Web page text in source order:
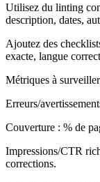
Utilisez du linting
description, dates,
Ajoutez des
exacte, langue
Métriques à surveiller
Erreurs/
Couverture : % de
Impressions/CTR
corrections.